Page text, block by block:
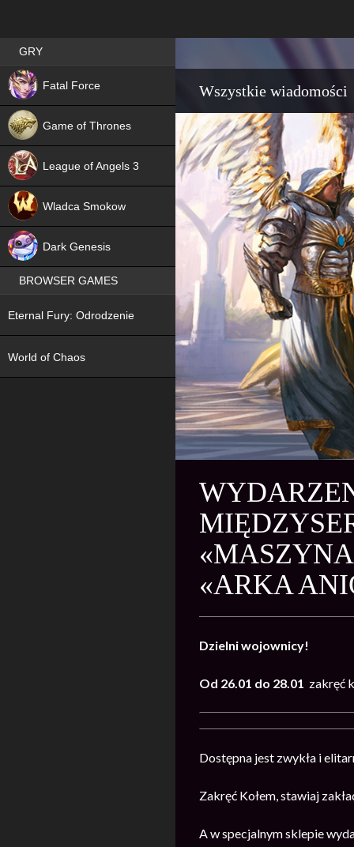
Wszystkie wiadomości
«ARKA
Dzielni wojownicy!
Od 26.01 do 28.01 zakręć
Dostępna jest zwykła i
Zakręć Kołem, stawiaj
A w specjalnym sklepie
Best RPG games in Poland
GRY
Fatal Force
NEW
Game of Thrones
League of Angels 3
Wladca Smokow
Dark Genesis
BROWSER GAMES
Eternal Fury: Odrodzenie
World of Chaos
NEW